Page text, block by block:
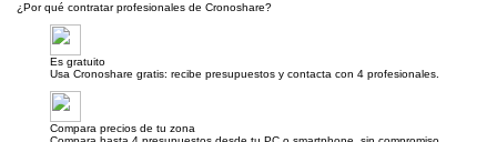
¿Por qué contratar profesionales de Cronoshare?
Es gratuito
Usa Cronoshare gratis: recibe presupuestos y contacta con 4 profesionales.
Compara precios de tu zona